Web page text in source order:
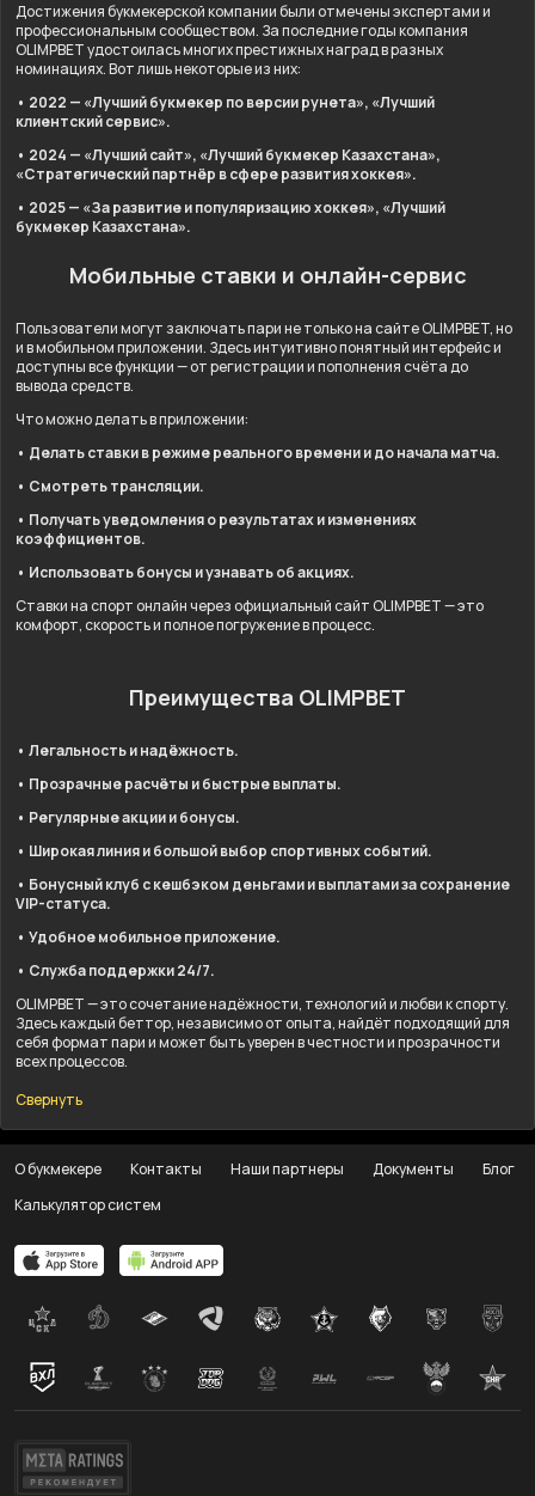
Достижения букмекерской компании были отмечены экспертами и
профессиональным сообществом. За последние годы компания
OLIMPBET удостоилась многих престижных наград в разных
номинациях. Вот лишь некоторые из них:
• 2022 — «Лучший букмекер по версии рунета», «Лучший
клиентский сервис».
• 2024 — «Лучший сайт», «Лучший букмекер Казахстана»,
«Стратегический партнёр в сфере развития хоккея».
• 2025 — «За развитие и популяризацию хоккея», «Лучший
букмекер Казахстана».
Мобильные ставки и онлайн-сервис
Пользователи могут заключать пари не только на сайте OLIMPBET, но
и в мобильном приложении. Здесь интуитивно понятный интерфейс и
доступны все функции — от регистрации и пополнения счёта до
вывода средств.
Что можно делать в приложении:
• Делать ставки в режиме реального времени и до начала матча.
• Смотреть трансляции.
• Получать уведомления о результатах и изменениях
коэффициентов.
• Использовать бонусы и узнавать об акциях.
Ставки на спорт онлайн через официальный сайт OLIMPBET — это
комфорт, скорость и полное погружение в процесс.
Преимущества OLIMPBET
• Легальность и надёжность.
• Прозрачные расчёты и быстрые выплаты.
• Регулярные акции и бонусы.
• Широкая линия и большой выбор спортивных событий.
• Бонусный клуб с кешбэком деньгами и выплатами за сохранение
VIP-статуса.
• Удобное мобильное приложение.
• Служба поддержки 24/7.
OLIMPBET — это сочетание надёжности, технологий и любви к спорту.
Здесь каждый беттор, независимо от опыта, найдёт подходящий для
себя формат пари и может быть уверен в честности и прозрачности
всех процессов.
Свернуть
О букмекере Контакты Наши партнеры Документы
Блог
Калькулятор систем